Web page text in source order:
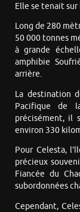
Elle se tenait sur
Long de 280
50 000 tonnes
à grande
amphibie
arrière.
La destination
Pacifique de
précisément, il
environ 330
Pour Celesta,
précieux
Fiancée du
subordonnées
Cependant,